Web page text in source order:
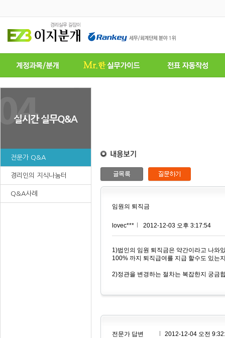
전문가 Q&A
경리인의 지식나눔터
Q&A사례
임원의 퇴직금
lovec*** 2012-12-03 오후 3:17:54
1)법인의 임원 퇴직금은 약간이라고 나와
100% 까지 퇴직급여를 지급 할수도 있는
2)정관을 변경하는 절차는 복잡한지 궁금
전문가 답변 2012-12-04 오전